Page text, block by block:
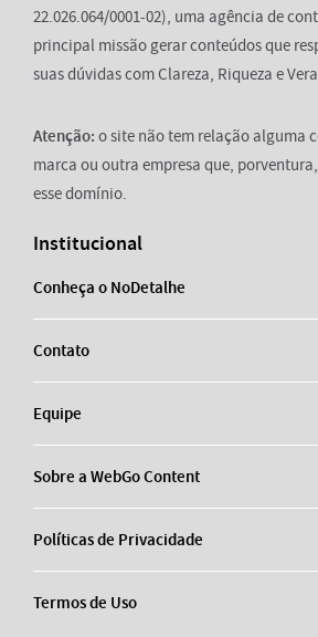
22.026.064/0001-02), uma agência de
principal missão gerar conteúdos que
suas dúvidas com Clareza, Riqueza e
Atenção: o site não tem relação alguma
marca ou outra empresa que,
esse domínio.
Institucional
Conheça o NoDetalhe
Contato
Equipe
Sobre a WebGo Content
Políticas de Privacidade
Termos de Uso